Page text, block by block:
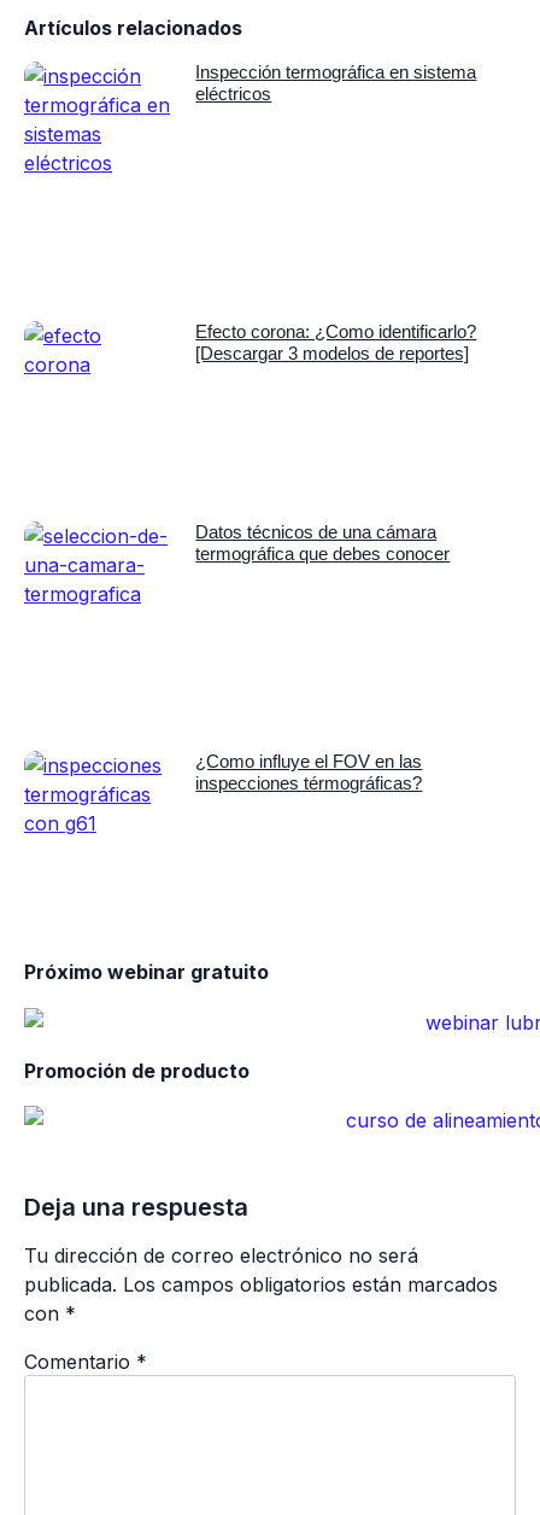
Artículos relacionados
Inspección termográfica en sistema
eléctricos
Efecto corona: ¿Como identificarlo?
[Descargar 3 modelos de reportes]
Datos técnicos de una cámara
termográfica que debes conocer
¿Como influye el FOV en las
inspecciones térmográficas?
Próximo webinar gratuito
Promoción de producto
Deja una respuesta
Tu dirección de correo electrónico no será
publicada. Los campos obligatorios están marcados
con *
Comentario *